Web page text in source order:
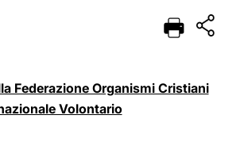
DEUTSCH
العربيّة
Federazione Organismi Cristiani
Volontario